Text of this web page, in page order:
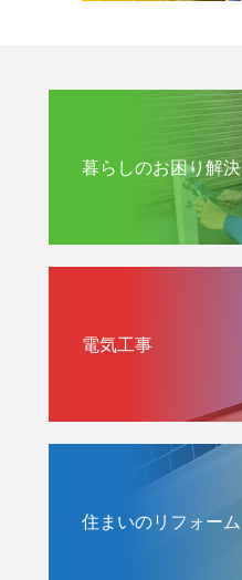
暮らしのお困り解決
電気工事
住まいのリフォーム